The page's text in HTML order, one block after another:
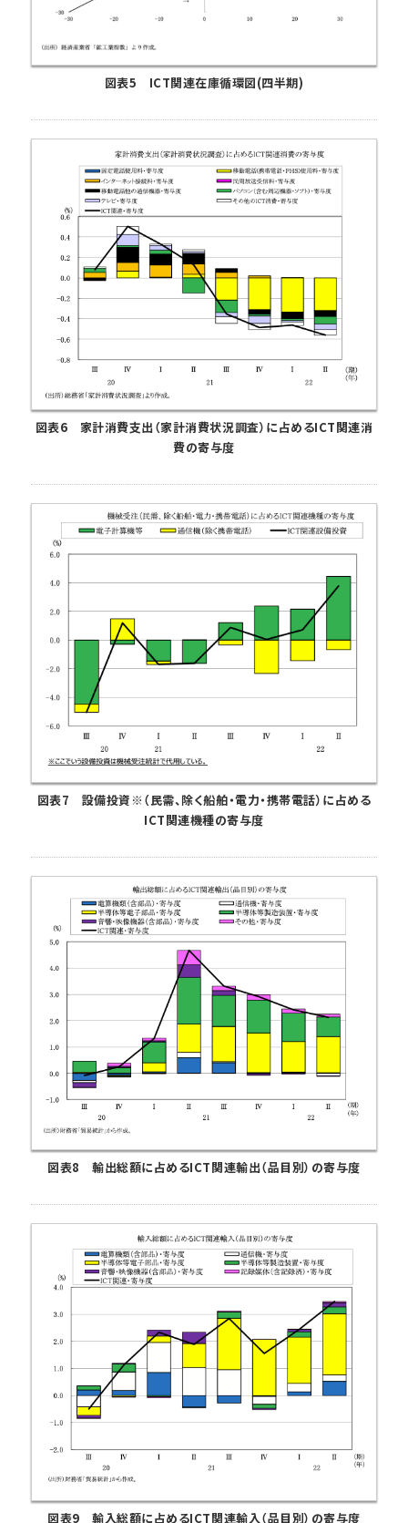
図表5 ICT関連在庫循環図(四半期)
図表6 家計消費支出（家計消費状況調査）に占めるICT関連消
費の寄与度
図表7 設備投資※（民需、除く船舶・電力・携帯電話）に占める
ICT関連機種の寄与度
図表8 輸出総額に占めるICT関連輸出（品目別）の寄与度
図表9 輸入総額に占めるICT関連輸入（品目別）の寄与度